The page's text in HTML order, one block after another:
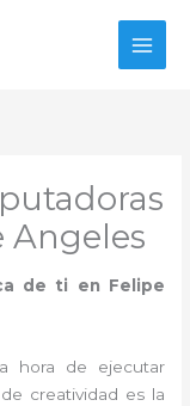
Angeles
de ti en Felipe
hora de ejecutar
creatividad es la